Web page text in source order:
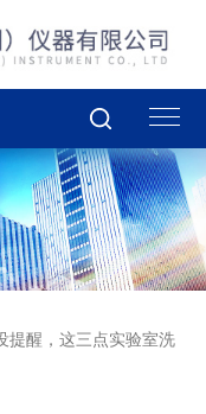
提醒，这三点实验室洗